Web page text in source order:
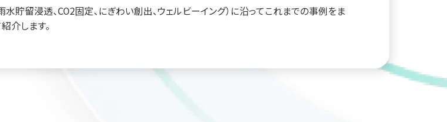
貯留浸透、CO2固定、にぎわい創出、ウェルビーイング）に沿ってこれまでの事例をま
介します。